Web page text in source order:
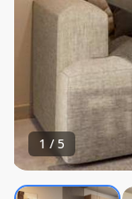
1 / 5